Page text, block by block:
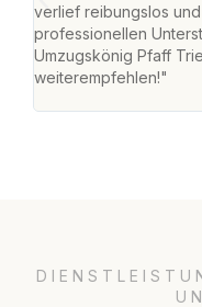
verlief reibungslos
professionellen
Umzugskönig Pfaff
weiterempfehlen!"